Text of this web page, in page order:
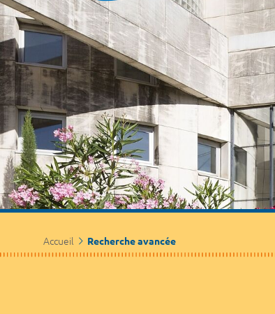
Accueil Recherche avancée